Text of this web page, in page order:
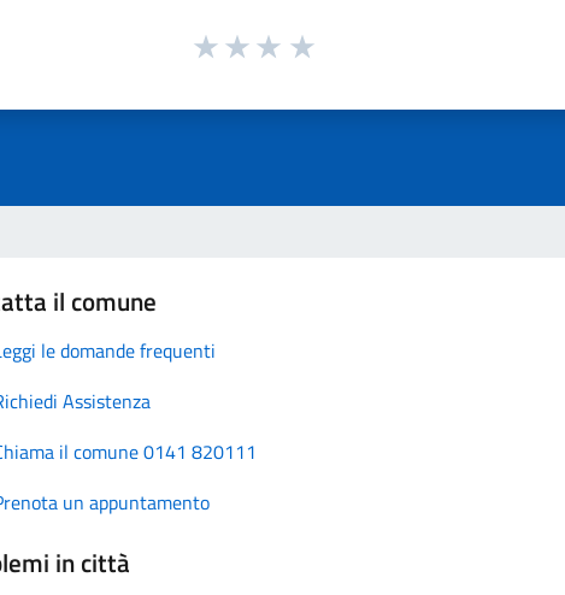
il comune
le domande frequenti
Assistenza
il comune 0141 820111
un appuntamento
in città